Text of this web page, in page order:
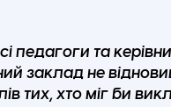
та
заклад не
тих, хто міг би